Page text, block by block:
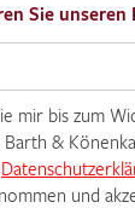
Sie
mir bis zum
Barth &
und